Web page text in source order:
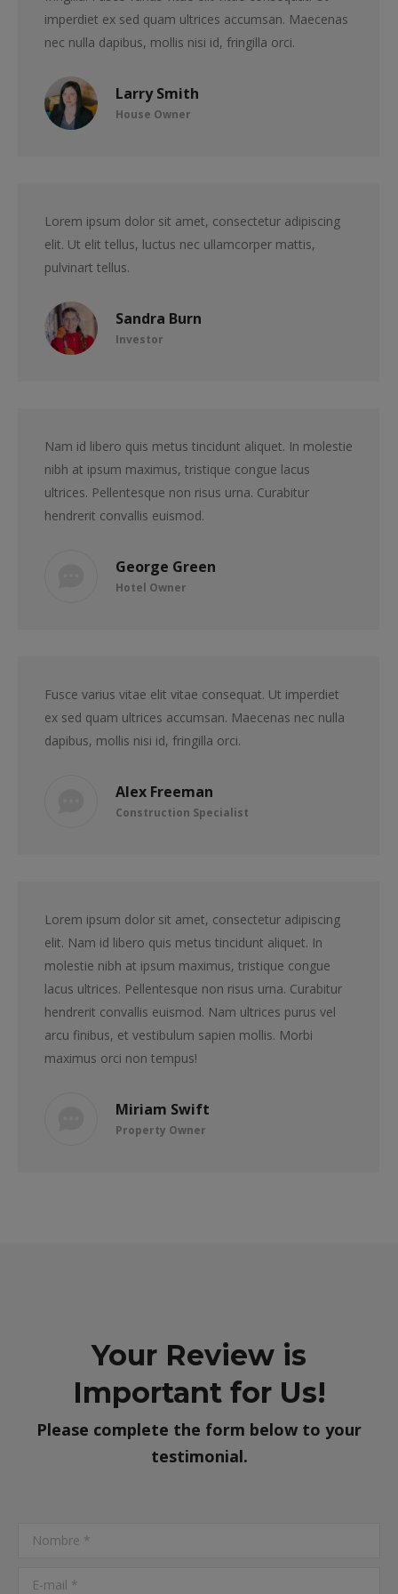
Larry Smith
House Owner
imperdiet ex sed quam ultrices accumsan. Maecenas
nec nulla dapibus, mollis nisi id, fringilla orci.
Sandra Burn
Investor
Lorem ipsum dolor sit amet, consectetur adipiscing
elit. Ut elit tellus, luctus nec ullamcorper mattis,
pulvinart tellus.
George Green
Hotel Owner
Nam id libero quis metus tincidunt aliquet. In molestie
nibh at ipsum maximus, tristique congue lacus
ultrices. Pellentesque non risus urna. Curabitur
hendrerit convallis euismod.
Alex Freeman
Construction Specialist
Fusce varius vitae elit vitae consequat. Ut imperdiet
ex sed quam ultrices accumsan. Maecenas nec nulla
dapibus, mollis nisi id, fringilla orci.
Miriam Swift
Property Owner
Lorem ipsum dolor sit amet, consectetur adipiscing
elit. Nam id libero quis metus tincidunt aliquet. In
molestie nibh at ipsum maximus, tristique congue
lacus ultrices. Pellentesque non risus urna. Curabitur
hendrerit convallis euismod. Nam ultrices purus vel
arcu finibus, et vestibulum sapien mollis. Morbi
maximus orci non tempus!
Your Review is
Important for Us!
Please complete the form below to your
testimonial.
Nombre *
E-mail *